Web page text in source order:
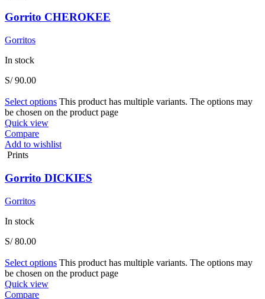
Gorrito CHEROKEE
Gorritos
In stock
S/90.00
Select options This product has multiple variants. The options may
be chosen on the product page
Quick view
Compare
Add to wishlist
Prints
Gorrito DICKIES
Gorritos
In stock
S/80.00
Select options This product has multiple variants. The options may
be chosen on the product page
Quick view
Compare